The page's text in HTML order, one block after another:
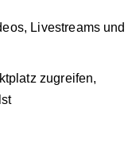
Livestreams und
zugreifen,